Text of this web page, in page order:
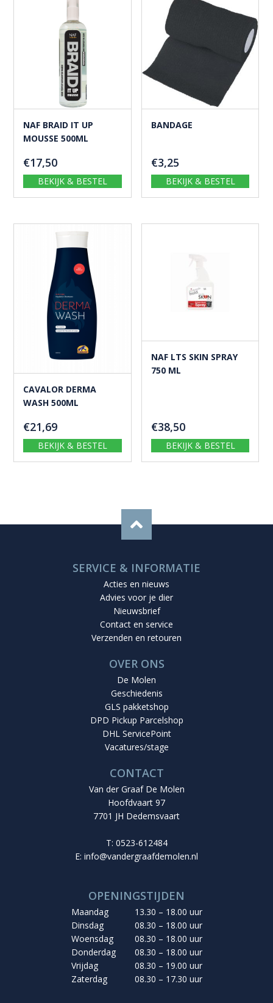
NAF BRAID IT UP
MOUSSE 500ML
€17,50
BEKIJK & BESTEL
BANDAGE
€3,25
BEKIJK & BESTEL
CAVALOR DERMA
WASH 500ML
€21,69
BEKIJK & BESTEL
NAF LTS SKIN SPRAY
750 ML
€38,50
BEKIJK & BESTEL
SERVICE & INFORMATIE
Acties en nieuws
Advies voor je dier
Nieuwsbrief
Contact en service
Verzenden en retouren
OVER ONS
De Molen
Geschiedenis
GLS pakketshop
DPD Pickup Parcelshop
DHL ServicePoint
Vacatures/stage
CONTACT
Van der Graaf De Molen
Hoofdvaart 97
7701 JH Dedemsvaart
T: 0523-612484
E: info@vandergraafdemolen.nl
OPENINGSTIJDEN
Maandag
13.30 – 18.00 uur
Dinsdag
08.30 – 18.00 uur
Woensdag
08.30 – 18.00 uur
Donderdag
08.30 – 18.00 uur
Vrijdag
08.30 – 19.00 uur
Zaterdag
08.30 – 17.30 uur